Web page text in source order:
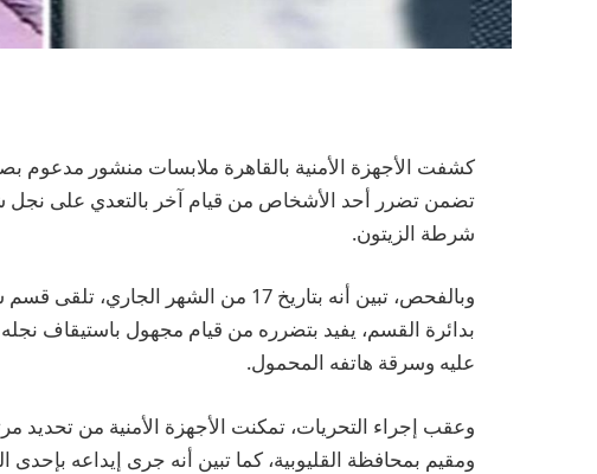
كشفت الأجهزة الأمنية بالقاهرة ملابسات منشور مدعوم
تضمن تضرر أحد الأشخاص من قيام آخر بالتعدي على نجل
شرطة الزيتون.
وبالفحص، تبين أنه بتاريخ 17 من الشهر
بدائرة القسم، يفيد بتضرره من قيام مجهول باستيقاف نجله
عليه وسرقة هاتفه المحمول.
وعقب إجراء التحريات، تمكنت الأجهزة الأمنية من تحديد